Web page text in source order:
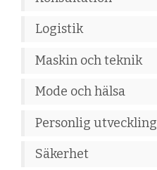
Logistik
Maskin och teknik
Mode och hälsa
Personlig utveckling
Säkerhet